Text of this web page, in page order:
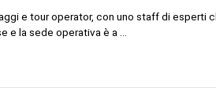
e tour operator, con uno staff di esperti
e la sede operativa è a ...